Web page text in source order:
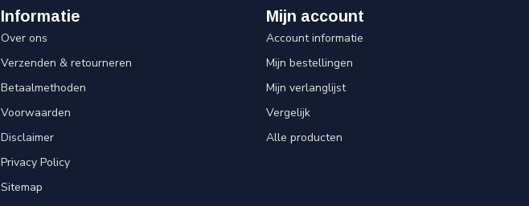
Informatie
Over ons
Verzenden & retourneren
Betaalmethoden
Voorwaarden
Disclaimer
Privacy Policy
Sitemap
Mijn account
Account informatie
Mijn bestellingen
Mijn verlanglijst
Vergelijk
Alle producten